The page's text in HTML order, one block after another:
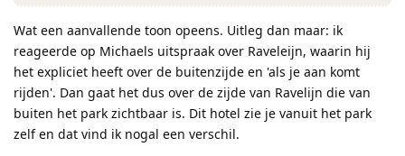
Wat een aanvallende toon opeens. Uitleg dan maar: ik
reageerde op Michaels uitspraak over Raveleijn, waarin hij
het expliciet heeft over de buitenzijde en 'als je aan komt
rijden'. Dan gaat het dus over de zijde van Ravelijn die van
buiten het park zichtbaar is. Dit hotel zie je vanuit het park
zelf en dat vind ik nogal een verschil.